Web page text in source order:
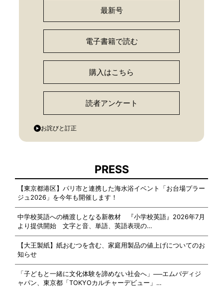
最新号
電子書籍で読む
購入はこちら
読者アンケート
お詫びと訂正
PRESS
【東京都港区】パリ市と連携した海水浴イベント「お台場プラー
ジュ2026」を今年も開催します！
中学校英語への橋渡しとなる新教材 『小学校英語』2026年7月
より提供開始 文字と音、単語、英語表現の…
【大王製紙】紙おむつを含む、家庭用製品の値上げについてのお
知らせ
「子どもと一緒に文化体験を諦めない社会へ」──エムバディジ
ャパン、東京都「TOKYOカルチャーデビュー」…